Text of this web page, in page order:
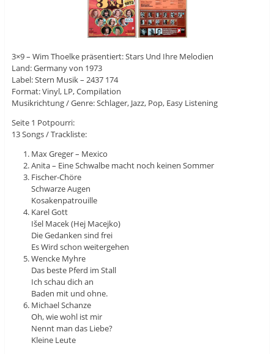
3×9 – Wim Thoelke präsentiert: Stars Und Ihre Melodien
Land: Germany von 1973
Label: Stern Musik ‎– 2437 174
Format: Vinyl, LP, Compilation
Musikrichtung / Genre: Schlager, Jazz, Pop, Easy Listening
Seite 1 Potpourri:
13 Songs / Trackliste:
Max Greger – Mexico
Anita – Eine Schwalbe macht noch keinen Sommer
Fischer-Chöre
Schwarze Augen
Kosakenpatrouille
Karel Gott
Išel Macek (Hej Macejko)
Die Gedanken sind frei
Es Wird schon weitergehen
Wencke Myhre
Das beste Pferd im Stall
Ich schau dich an
Baden mit und ohne.
Michael Schanze
Oh, wie wohl ist mir
Nennt man das Liebe?
Kleine Leute